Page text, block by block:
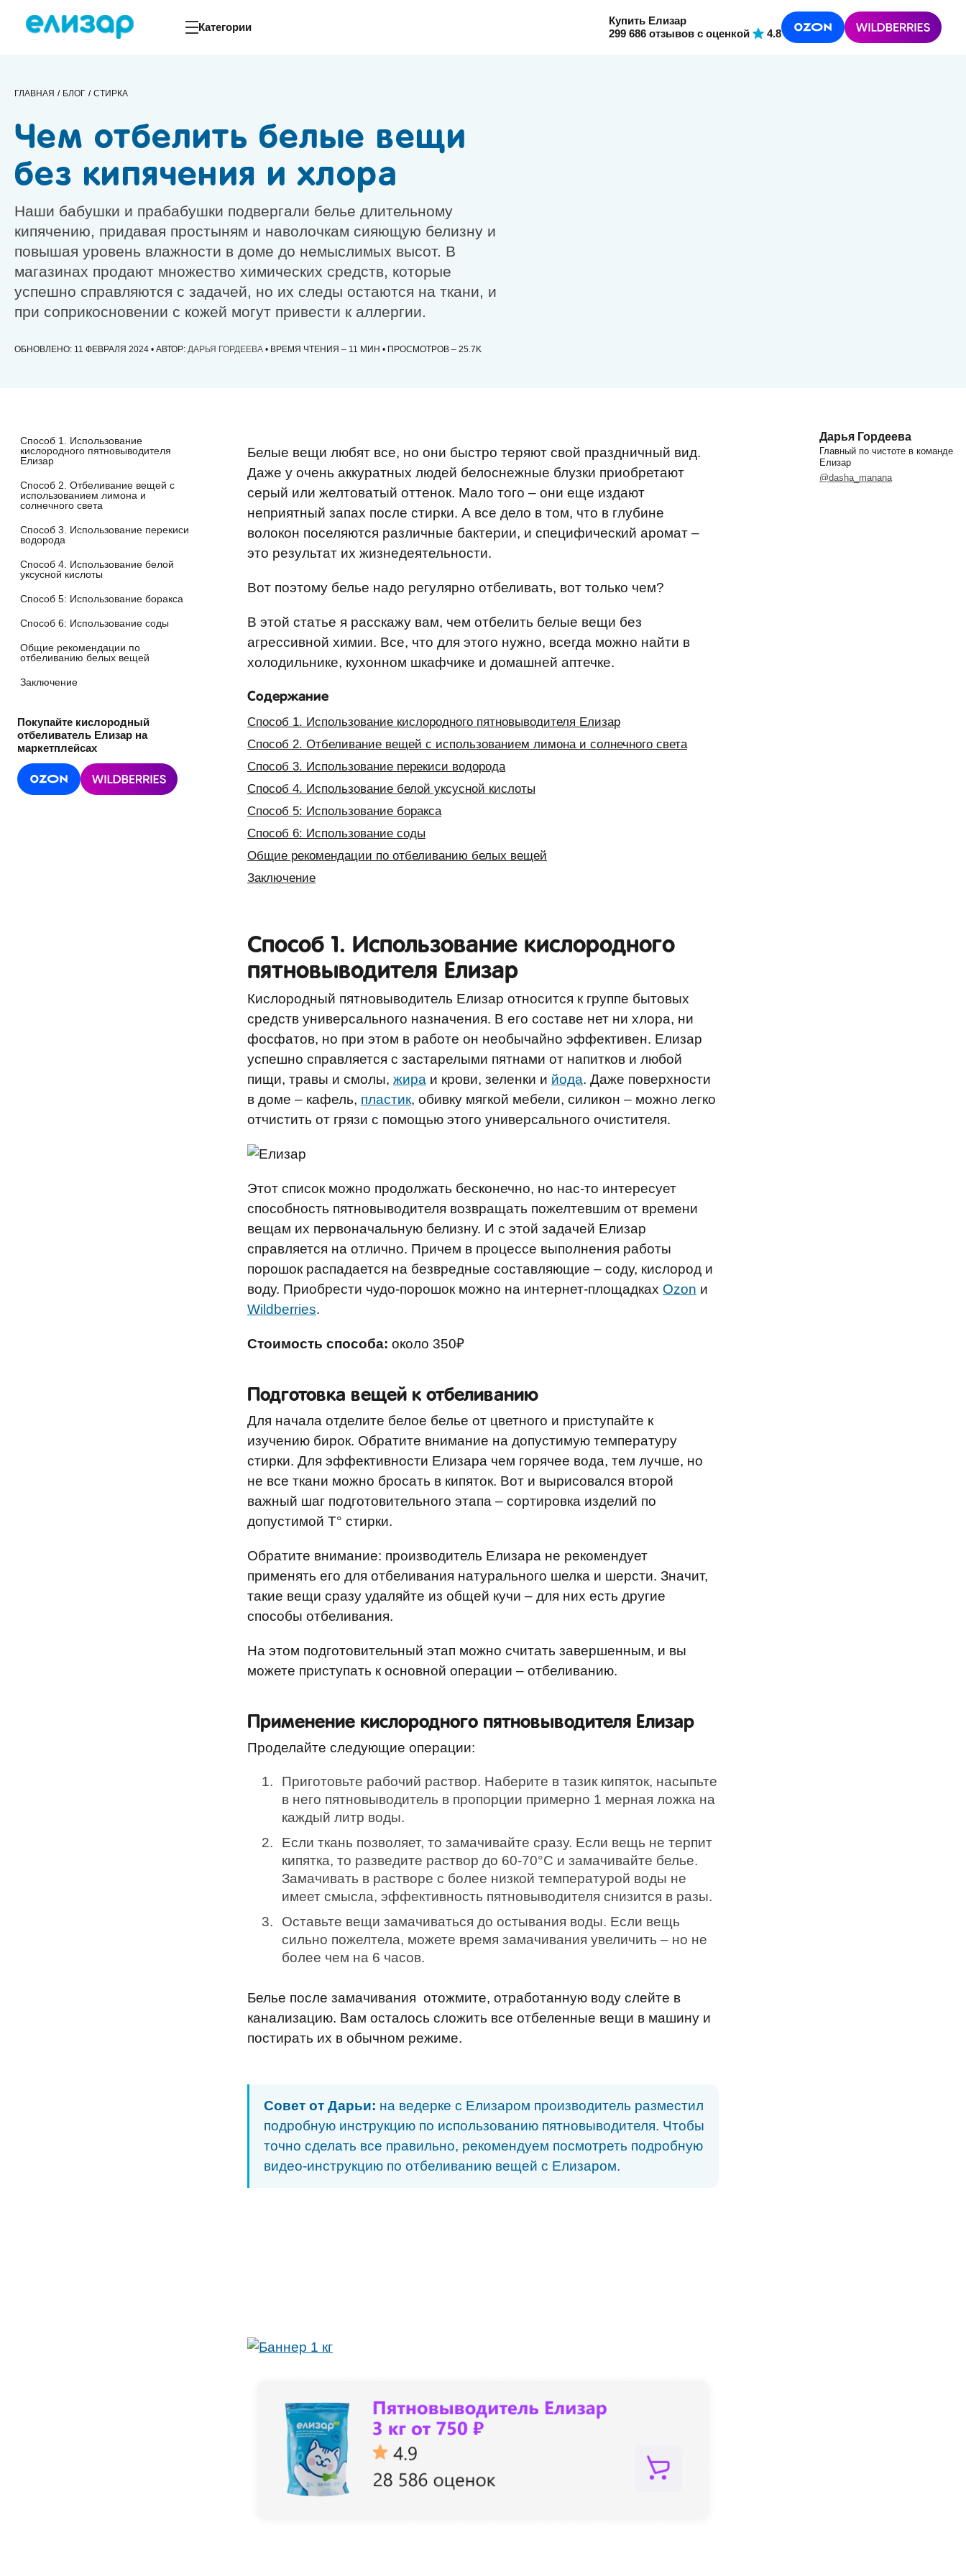
Категории
Купить Елизар
299 686 отзывов с оценкой 4.8
ГЛАВНАЯ БЛОГ СТИРКА
Чем отбелить белые вещи
без кипячения и хлора
Наши бабушки и прабабушки подвергали белье длительному
кипячению, придавая простыням и наволочкам сияющую белизну и
повышая уровень влажности в доме до немыслимых высот. В
магазинах продают множество химических средств, которые
успешно справляются с задачей, но их следы остаются на ткани, и
при соприкосновении с кожей могут привести к аллергии.
ОБНОВЛЕНО: 11 ФЕВРАЛЯ 2024 • АВТОР: ДАРЬЯ ГОРДЕЕВА • ВРЕМЯ ЧТЕНИЯ – 11 МИН • ПРОСМОТРОВ – 25.7K
Способ 1. Использование
кислородного пятновыводителя
Елизар
Способ 2. Отбеливание вещей с
использованием лимона и
солнечного света
Способ 3. Использование перекиси
водорода
Способ 4. Использование белой
уксусной кислоты
Способ 5: Использование боракса
Способ 6: Использование соды
Общие рекомендации по
отбеливанию белых вещей
Заключение
Покупайте кислородный
отбеливатель Елизар на
маркетплейсах
Белые вещи любят все, но они быстро теряют свой праздничный вид.
Даже у очень аккуратных людей белоснежные блузки приобретают
серый или желтоватый оттенок. Мало того – они еще издают
неприятный запах после стирки. А все дело в том, что в глубине
волокон поселяются различные бактерии, и специфический аромат –
это результат их жизнедеятельности.
Вот поэтому белье надо регулярно отбеливать, вот только чем?
В этой статье я расскажу вам, чем отбелить белые вещи без
агрессивной химии. Все, что для этого нужно, всегда можно найти в
холодильнике, кухонном шкафчике и домашней аптечке.
Содержание
Способ 1. Использование кислородного пятновыводителя Елизар
Способ 2. Отбеливание вещей с использованием лимона и солнечного света
Способ 3. Использование перекиси водорода
Способ 4. Использование белой уксусной кислоты
Способ 5: Использование боракса
Способ 6: Использование соды
Общие рекомендации по отбеливанию белых вещей
Заключение
Способ 1. Использование кислородного
пятновыводителя Елизар
Кислородный пятновыводитель Елизар относится к группе бытовых
средств универсального назначения. В его составе нет ни хлора, ни
фосфатов, но при этом в работе он необычайно эффективен. Елизар
успешно справляется с застарелыми пятнами от напитков и любой
пищи, травы и смолы, жира и крови, зеленки и йода. Даже поверхности
в доме – кафель, пластик, обивку мягкой мебели, силикон – можно легко
отчистить от грязи с помощью этого универсального очистителя.
Этот список можно продолжать бесконечно, но нас-то интересует
способность пятновыводителя возвращать пожелтевшим от времени
вещам их первоначальную белизну. И с этой задачей Елизар
справляется на отлично. Причем в процессе выполнения работы
порошок распадается на безвредные составляющие – соду, кислород и
воду. Приобрести чудо-порошок можно на интернет-площадках Ozon и
Wildberries.
Стоимость способа: около 350₽
Подготовка вещей к отбеливанию
Для начала отделите белое белье от цветного и приступайте к
изучению бирок. Обратите внимание на допустимую температуру
стирки. Для эффективности Елизара чем горячее вода, тем лучше, но
не все ткани можно бросать в кипяток. Вот и вырисовался второй
важный шаг подготовительного этапа – сортировка изделий по
допустимой Т° стирки.
Обратите внимание: производитель Елизара не рекомендует
применять его для отбеливания натурального шелка и шерсти. Значит,
такие вещи сразу удаляйте из общей кучи – для них есть другие
способы отбеливания.
На этом подготовительный этап можно считать завершенным, и вы
можете приступать к основной операции – отбеливанию.
Применение кислородного пятновыводителя Елизар
Проделайте следующие операции:
Приготовьте рабочий раствор. Наберите в тазик кипяток, насыпьте
в него пятновыводитель в пропорции примерно 1 мерная ложка на
каждый литр воды.
Если ткань позволяет, то замачивайте сразу. Если вещь не терпит
кипятка, то разведите раствор до 60-70°C и замачивайте белье.
Замачивать в растворе с более низкой температурой воды не
имеет смысла, эффективность пятновыводителя снизится в разы.
Оставьте вещи замачиваться до остывания воды. Если вещь
сильно пожелтела, можете время замачивания увеличить – но не
более чем на 6 часов.
Белье после замачивания отожмите, отработанную воду слейте в
канализацию. Вам осталось сложить все отбеленные вещи в машину и
постирать их в обычном режиме.
Совет от Дарьи: на ведерке с Елизаром производитель разместил
подробную инструкцию по использованию пятновыводителя. Чтобы
точно сделать все правильно, рекомендуем посмотреть подробную
видео-инструкцию по отбеливанию вещей с Елизаром.
Дарья Гордеева
Главный по чистоте в команде
Елизар
@dasha_manana